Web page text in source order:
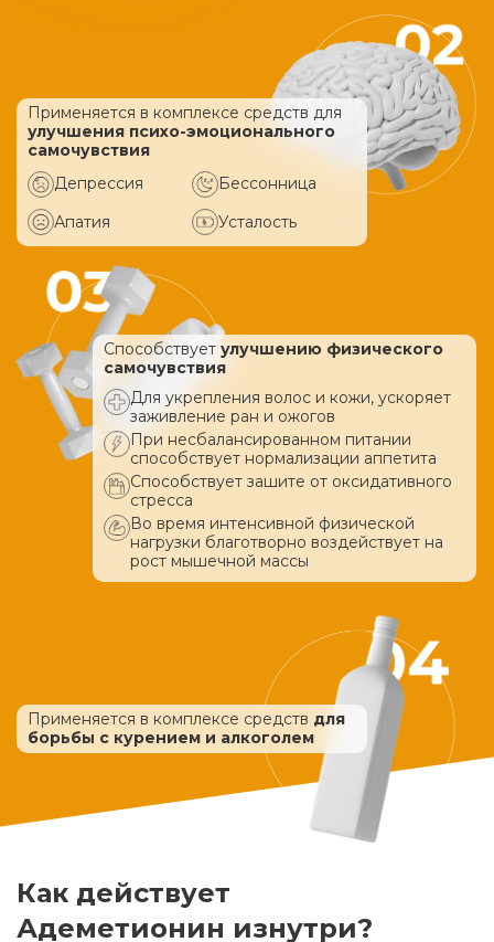
Применяется в комплексе средств для
улучшения психо-эмоционального
самочувствия
Депрессия
Бессонница
Апатия
Усталость
Способствует улучшению физического
самочувствия
Для укрепления волос и кожи, ускоряет
заживление ран и ожогов
При несбалансированном питании
способствует нормализации аппетита
Способствует зашите от оксидативного
стресса
Во время интенсивной физической
нагрузки благотворно воздействует на
рост мышечной массы
Применяется в комплексе средств для
борьбы с курением и алкоголем
Как действует
Адеметионин изнутри?